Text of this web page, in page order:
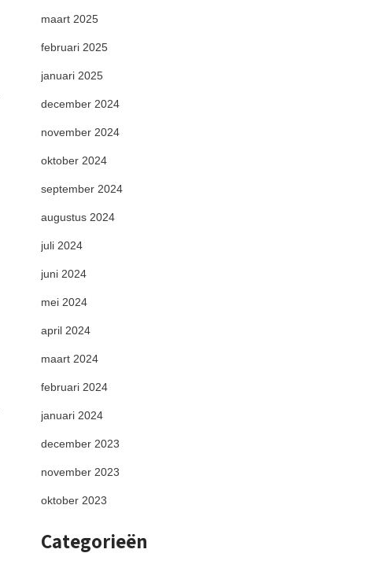
maart 2025
februari 2025
januari 2025
december 2024
november 2024
oktober 2024
september 2024
augustus 2024
juli 2024
juni 2024
mei 2024
april 2024
maart 2024
februari 2024
januari 2024
december 2023
november 2023
oktober 2023
Categorieën